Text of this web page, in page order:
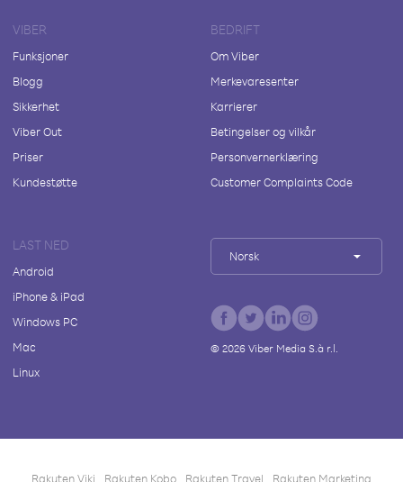
VIBER
Funksjoner
Blogg
Sikkerhet
Viber Out
Priser
Kundestøtte
BEDRIFT
Om Viber
Merkevaresenter
Karrierer
Betingelser og vilkår
Personvernerklæring
Customer Complaints Code
LAST NED
Android
iPhone & iPad
Windows PC
Mac
Linux
Norsk
© 2026Viber Media S.à r.l.
Rakuten Viki Rakuten Kobo Rakuten Travel Rakuten Marketing